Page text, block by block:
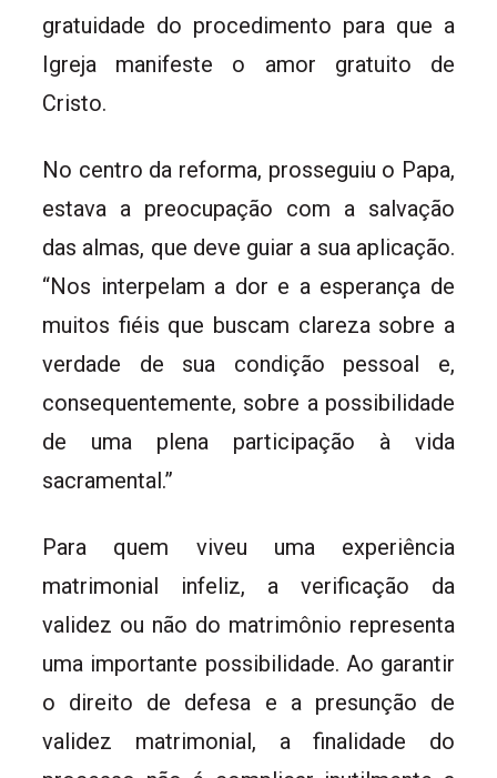
gratuidade do procedimento para que a
Igreja manifeste o amor gratuito de
Cristo.
No centro da reforma, prosseguiu o Papa,
estava a preocupação com a salvação
das almas, que deve guiar a sua aplicação.
“Nos interpelam a dor e a esperança de
muitos fiéis que buscam clareza sobre a
verdade de sua condição pessoal e,
consequentemente, sobre a possibilidade
de uma plena participação à vida
sacramental.”
Para quem viveu uma experiência
matrimonial infeliz, a verificação da
validez ou não do matrimônio representa
uma importante possibilidade. Ao garantir
o direito de defesa e a presunção de
validez matrimonial, a finalidade do